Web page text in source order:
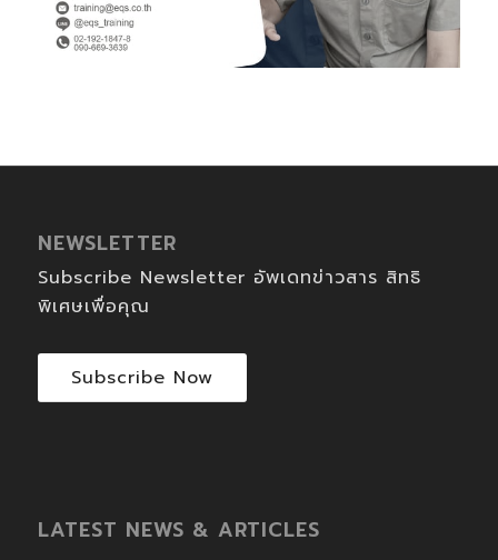
NEWSLETTER
Subscribe Newsletter อัพเดทข่าวสาร สิทธิ
พิเศษเพื่อคุณ
Subscribe Now
LATEST NEWS & ARTICLES